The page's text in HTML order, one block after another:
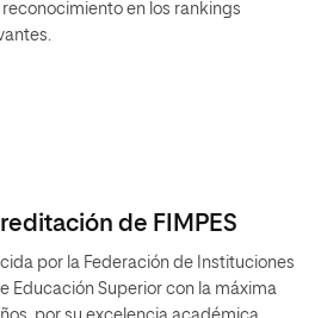
en los rankings
de FIMPES
por la Federación de Instituciones
Educación Superior con la máxima